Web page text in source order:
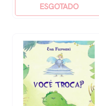
quantidadeESGOTADO